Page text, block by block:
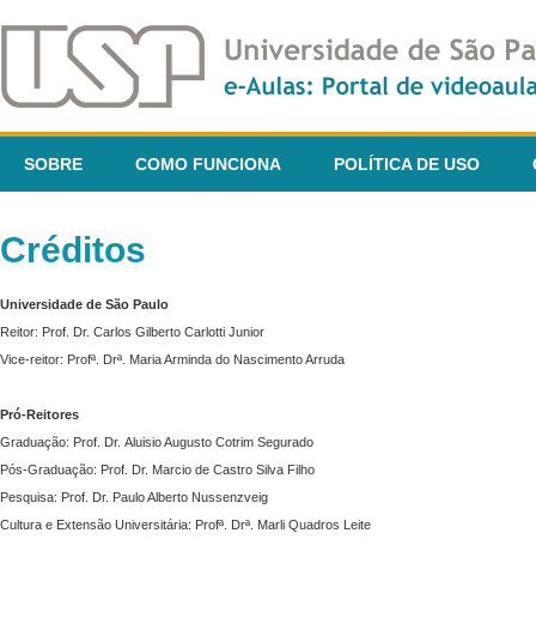
SOBRE COMO FUNCIONA POLÍTICA DE USO
Créditos
Universidade de São Paulo
Reitor: Prof. Dr. Carlos Gilberto Carlotti Junior
Vice-reitor: Profª. Drª. Maria Arminda do Nascimento Arruda
Pró-Reitores
Graduação: Prof. Dr. Aluisio Augusto Cotrim Segurado
Pós-Graduação: Prof. Dr. Marcio de Castro Silva Filho
Pesquisa: Prof. Dr. Paulo Alberto Nussenzveig
Cultura e Extensão Universitária: Profª. Drª. Marli Quadros Leite